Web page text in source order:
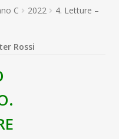
C 2022
4. Letture –
Rossi